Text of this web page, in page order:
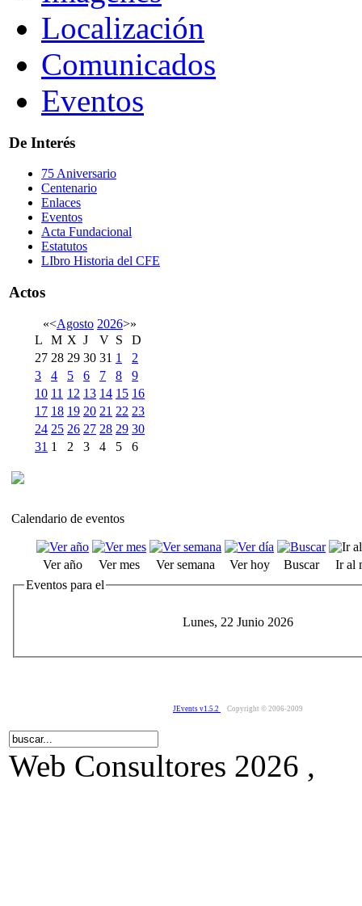
Localización
Comunicados
Eventos
De Interés
75 Aniversario
Centenario
Enlaces
Eventos
Acta Fundacional
Estatutos
LIbro Historia del CFE
Actos
«<Agosto 2026>»
L
M X J V S
D
27 28 29 30 31 1
2
3
4 5 6 7 8
9
10 11 12 13 14 15 16
17 18 19 20 21 22 23
24 25 26 27 28 29 30
31 1 2 3 4 5 6
Calendario de eventos
Ver año Ver mes Ver semana Ver hoy Buscar
Ir al
Eventos para el
Lunes, 22 Junio 2026
JEvents v1.5.2 Copyright © 2006-2009
Web Consultores 2026 ,